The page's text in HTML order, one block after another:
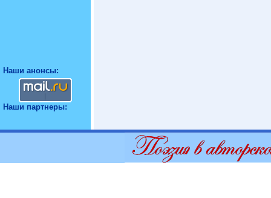
Наши анонсы:
Наши партнеры: